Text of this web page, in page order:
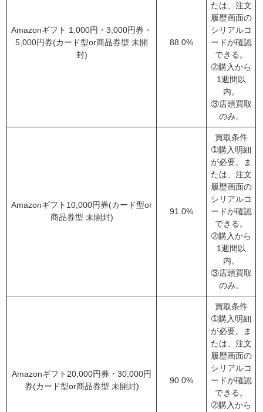
Amazonギフト 1,000円・3,000円券・
5,000円券(カード型or商品券型 未開
封)
88.0%
たは、注文
履歴画面の
シリアルコ
ードが確認
できる。
➁購入から
1週間以
内。
③店頭買取
のみ。
Amazonギフト10,000円券(カード型or
商品券型 未開封)
91.0%
買取条件
➀購入明細
が必要。ま
たは、注文
履歴画面の
シリアルコ
ードが確認
できる。
➁購入から
1週間以
内。
③店頭買取
のみ。
Amazonギフト20,000円券・30,000円
券(カード型or商品券型 未開封)
90.0%
買取条件
➀購入明細
が必要。ま
たは、注文
履歴画面の
シリアルコ
ードが確認
できる。
➁購入から